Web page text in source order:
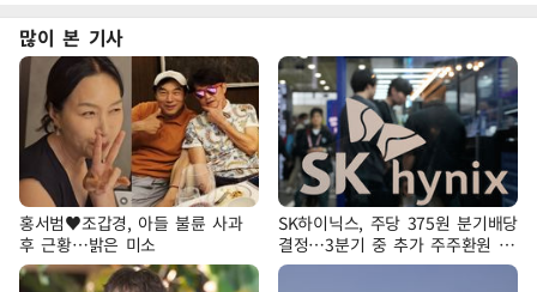
많이 본 기사
홍서범♥조갑경, 아들 불륜 사과
후 근황…밝은 미소
SK하이닉스, 주당 375원 분기배당
결정…3분기 중 추가 주주환원 발
표